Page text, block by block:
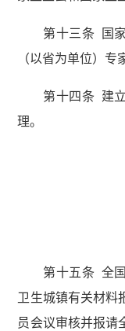
第十三条 国家
（以省为单位）专
第十四条 建立
理。
第十五条 全国
卫生城镇有关材料
员会议审核并报请